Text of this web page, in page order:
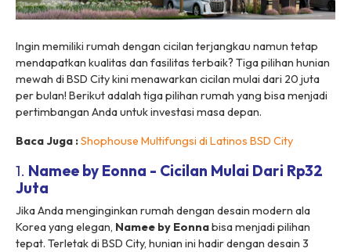
Ingin memiliki rumah dengan cicilan terjangkau namun tetap
mendapatkan kualitas dan fasilitas terbaik? Tiga pilihan hunian
mewah di BSD City kini menawarkan cicilan mulai dari 20 juta
per bulan! Berikut adalah tiga pilihan rumah yang bisa menjadi
pertimbangan Anda untuk investasi masa depan.
Baca Juga :Shophouse Multifungsi di Latinos BSD City
1. Namee by Eonna - Cicilan Mulai Dari Rp32
Juta
Jika Anda menginginkan rumah dengan desain modern ala
Korea yang elegan, Namee by Eonnabisa menjadi pilihan
tepat. Terletak di BSD City, hunian ini hadir dengan desain 3